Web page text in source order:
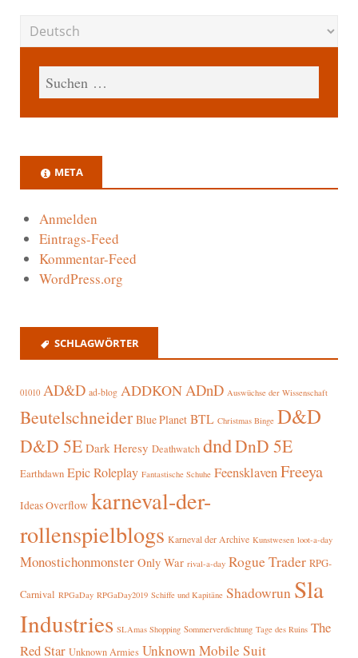
META
Anmelden
Eintrags-Feed
Kommentar-Feed
WordPress.org
SCHLAGWÖRTER
01010 AD&D ad-blog ADDKONADnD Auswüchse der Wissenschaft
Beutelschneider Blue Planet BTL Christmas Binge D&D
D&D 5E Dark Heresy Deathwatch dndDnD 5E
Earthdawn Epic Roleplay Fantastische Schuhe FeensklavenFreeya
Ideas Overflow karneval-der-
rollenspielblogs Karneval der Archive Kunstwesen loot-a-day
Monostichonmonster Only War rival-a-day Rogue Trader RPG-
Carnival RPGaDay RPGaDay2019 Schiffe und Kapitäne Shadowrun Sla
Industries SLAmas Shopping Sommerverdichtung Tage des Ruins The
Red Star Unknown Armies Unknown Mobile Suit